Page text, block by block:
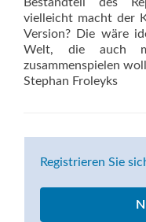
Bestandteil des
vielleicht macht der
Version? Die wäre
Welt, die auch
zusammenspielen
Stephan Froleyks
Registrieren Sie